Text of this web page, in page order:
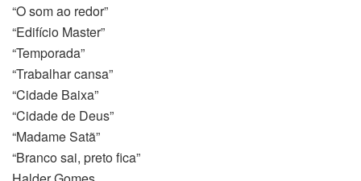
“O som ao redor”
“Edifício Master”
“Temporada”
“Trabalhar cansa”
“Cidade Baixa”
“Cidade de Deus”
“Madame Satã”
“Branco sai, preto fica”